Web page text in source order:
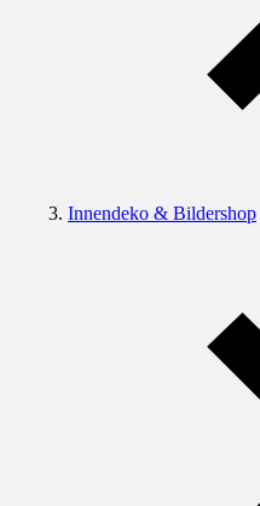
Innendeko & Bildershop